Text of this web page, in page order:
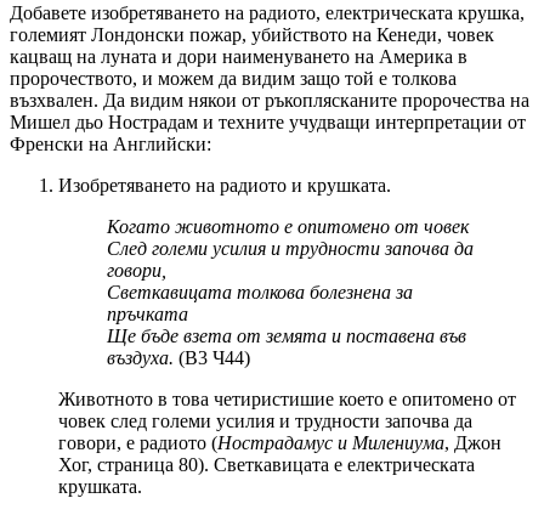
Добавете изобретяването на радиото, електрическата крушка,
големият Лондонски пожар, убийството на Кенеди, човек
кацващ на луната и дори наименуването на Америка в
пророчеството, и можем да видим защо той е толкова
възхвален. Да видим някои от ръкоплясканите пророчества на
Мишел дьо Нострадам и техните учудващи интерпретации от
Френски на Английски:
Изобретяването на радиото и крушката.
Когато животното е опитомено от човек
След големи усилия и трудности започва да
говори,
Светкавицата толкова болезнена за
пръчката
Ще бъде взета от земята и поставена във
въздуха. (В3 Ч44)
Животното в това четиристишие което е опитомено от
човек след големи усилия и трудности започва да
говори, е радиото (Нострадамус и Милениума, Джон
Хог, страница 80). Светкавицата е електрическата
крушката.